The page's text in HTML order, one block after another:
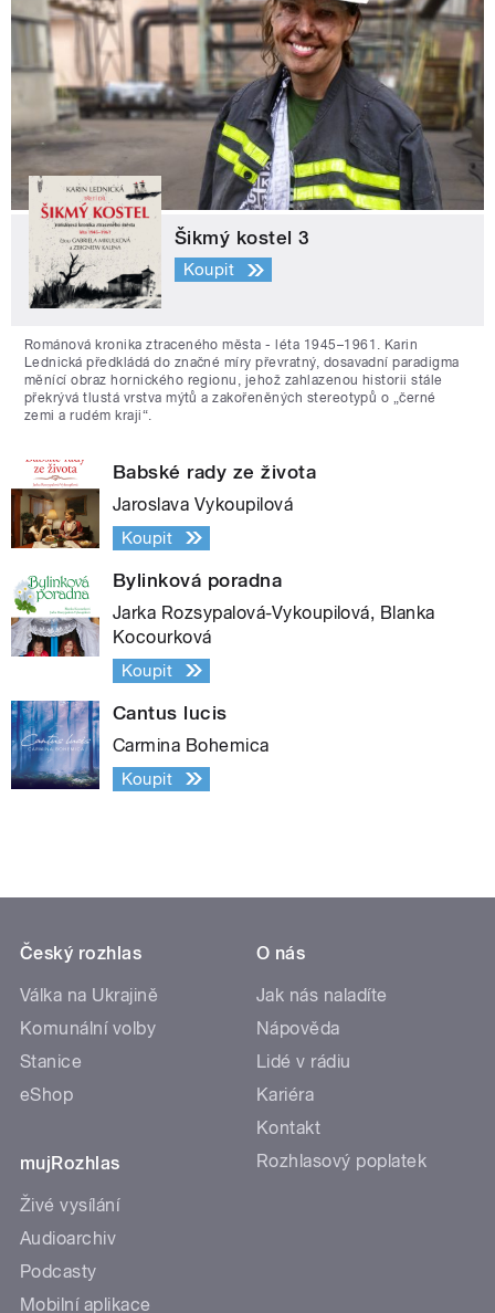
Šikmý kostel 3
Koupit
Románová kronika ztraceného města - léta 1945–1961. Karin
Lednická předkládá do značné míry převratný, dosavadní paradigma
měnící obraz hornického regionu, jehož zahlazenou historii stále
překrývá tlustá vrstva mýtů a zakořeněných stereotypů o „černé
zemi a rudém kraji“.
Babské rady ze života
Jaroslava Vykoupilová
Koupit
Bylinková poradna
Jarka Rozsypalová-Vykoupilová, Blanka
Kocourková
Koupit
Cantus lucis
Carmina Bohemica
Koupit
Český rozhlas
Válka na Ukrajině
Komunální volby
Stanice
eShop
mujRozhlas
Živé vysílání
Audioarchiv
Podcasty
Mobilní aplikace
O nás
Jak nás naladíte
Nápověda
Lidé v rádiu
Kariéra
Kontakt
Rozhlasový poplatek